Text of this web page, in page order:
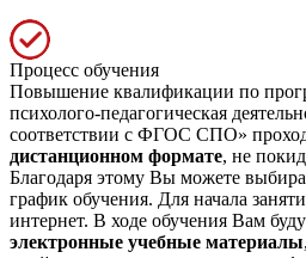
Процесс обучения
Повышение квалификации по
психолого-педагогическая
соответствии с ФГОС СПО»
дистанционном формате, не
Благодаря этому Вы можете
график обучения. Для начала
интернет. В ходе обучения Вам
электронные учебные материалы